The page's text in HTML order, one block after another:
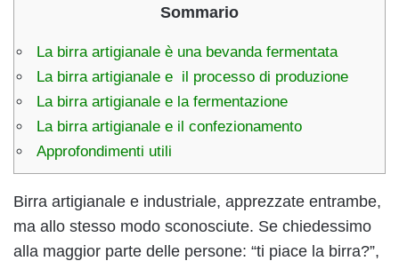
Sommario
La birra artigianale è una bevanda fermentata
La birra artigianale e il processo di produzione
La birra artigianale e la fermentazione
La birra artigianale e il confezionamento
Approfondimenti utili
Birra artigianale e industriale, apprezzate entrambe,
ma allo stesso modo sconosciute. Se chiedessimo
alla maggior parte delle persone: “ti piace la birra?”,